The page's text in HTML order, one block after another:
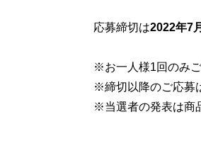
応募締切は2022年7
※お一人様1回のみご
※締切以降のご応募
※当選者の発表は商